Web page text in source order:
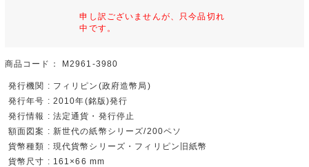
申し訳ございませんが、只今品切れ
中です。
商品コード： M2961-3980
発行機関 : フィリピン(政府造幣局)
発行年号 : 2010年(銘版)発行
発行情報 : 法定通貨・発行停止
額面図案 : 新世代の紙幣シリーズ/200ペソ
貨幣種類 : 現代貨幣シリーズ・フィリピン旧紙幣
貨幣尺寸 : 161×66 mm